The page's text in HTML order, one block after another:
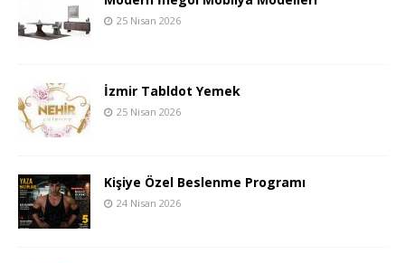
25 Nisan 2026
İzmir Tabldot Yemek
25 Nisan 2026
Kişiye Özel Beslenme Programı
24 Nisan 2026